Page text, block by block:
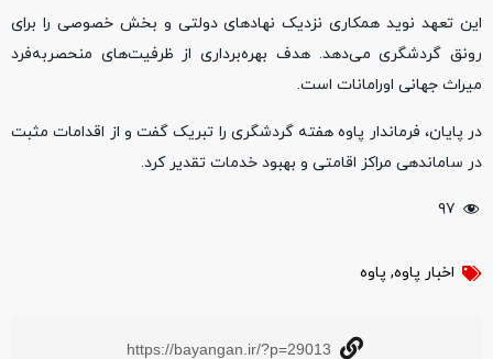
این تعهد نوید همکاری نزدیک نهادهای دولتی و بخش خصوصی را برای
رونق گردشگری می‌دهد. هدف بهره‌برداری از ظرفیت‌های منحصربه‌فرد
میراث جهانی اورامانات است.
در پایان، فرماندار پاوه هفته گردشگری را تبریک گفت و از اقدامات مثبت
در ساماندهی مراکز اقامتی و بهبود خدمات تقدیر کرد.
۹۷
اخبار پاوه, پاوه
https://bayangan.ir/?p=29013